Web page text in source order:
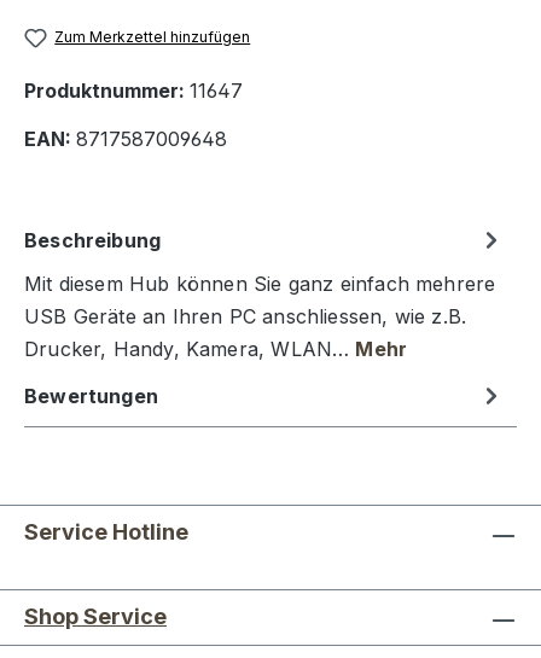
Zum Merkzettel hinzufügen
Produktnummer: 11647
EAN: 8717587009648
Beschreibung
Mit diesem Hub können Sie ganz einfach mehrere
USB Geräte an Ihren PC anschliessen, wie z.B.
Drucker, Handy, Kamera, WLAN… Mehr
Bewertungen
Service Hotline
Shop Service